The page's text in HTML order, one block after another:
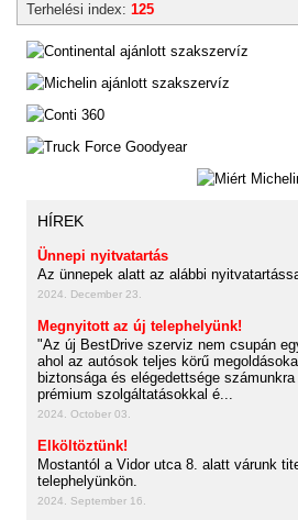
Terhelési index: 125
HÍREK
Ünnepi nyitvatartás
Az ünnepek alatt az alábbi
2024. December 23.
Megnyitott az új telephelyünk!
"Az új BestDrive szerviz nem csupán
ahol az autósok teljes körű
biztonsága és elégedettsége
prémium szolgáltatásokkal é...
2024. October 03.
Elköltöztünk!
Mostantól a Vidor utca 8. alatt várunk
telephelyünkön.
2024. September 16.